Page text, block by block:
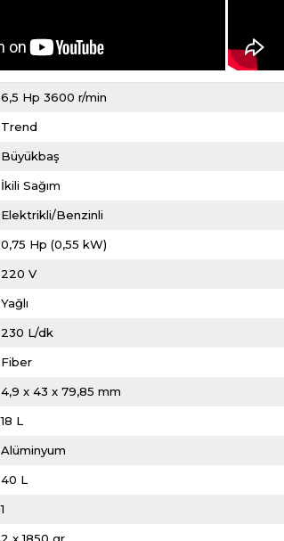
6,5 Hp 3600 r/min
Trend
Büyükbaş
İkili Sağım
Elektrikli/Benzinli
0,75 Hp (0,55 kW)
220 V
Yağlı
230 L/dk
Fiber
4,9 x 43 x 79,85 mm
18 L
Alüminyum
40 L
1